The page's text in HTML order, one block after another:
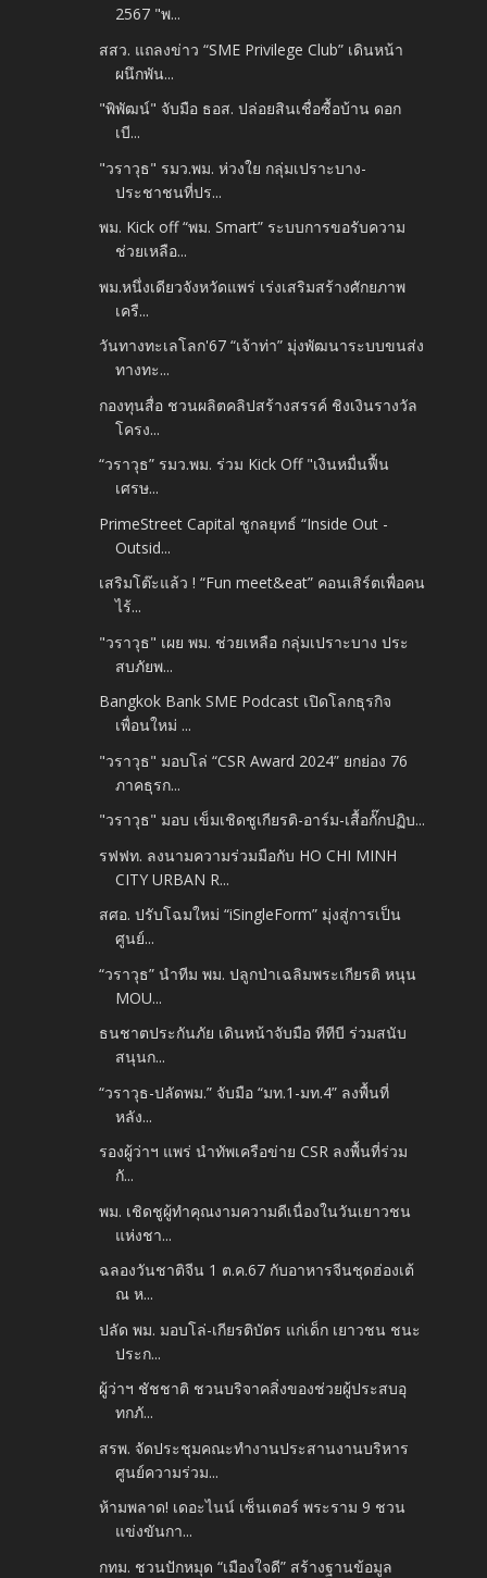
2567 "พ...
สสว. แถลงข่าว “SME Privilege Club” เดินหน้า
ผนึกพัน...
"พิพัฒน์" จับมือ ธอส. ปล่อยสินเชื่อซื้อบ้าน ดอก
เบี...
"วราวุธ" รมว.พม. ห่วงใย กลุ่มเปราะบาง-
ประชาชนที่ปร...
พม. Kick off “พม. Smart” ระบบการขอรับความ
ช่วยเหลือ...
พม.หนึ่งเดียวจังหวัดแพร่ เร่งเสริมสร้างศักยภาพ
เครื...
วันทางทะเลโลก'67 “เจ้าท่า” มุ่งพัฒนาระบบขนส่ง
ทางทะ...
กองทุนสื่อ ชวนผลิตคลิปสร้างสรรค์ ชิงเงินรางวัล
โครง...
“วราวุธ” รมว.พม. ร่วม Kick Off "เงินหมื่นฟื้น
เศรษ...
PrimeStreet Capital ชูกลยุทธ์ “Inside Out -
Outsid...
เสริมโต๊ะแล้ว ! “Fun meet&eat” คอนเสิร์ตเพื่อคน
ไร้...
"วราวุธ" เผย พม. ช่วยเหลือ กลุ่มเปราะบาง ประ
สบภัยพ...
Bangkok Bank SME Podcast เปิดโลกธุรกิจ
เพื่อนใหม่ ...
"วราวุธ" มอบโล่ “CSR Award 2024” ยกย่อง 76
ภาคธุรก...
"วราวุธ" มอบ เข็มเชิดชูเกียรติ-อาร์ม-เสื้อกั๊กปฏิบ...
รฟฟท. ลงนามความร่วมมือกับ HO CHI MINH
CITY URBAN R...
สศอ. ปรับโฉมใหม่ “iSingleForm” มุ่งสู่การเป็น
ศูนย์...
“วราวุธ” นำทีม พม. ปลูกป่าเฉลิมพระเกียรติ หนุน
MOU...
ธนชาตประกันภัย เดินหน้าจับมือ ทีทีบี ร่วมสนับ
สนุนก...
“วราวุธ-ปลัดพม.” จับมือ “มท.1-มท.4” ลงพื้นที่
หลัง...
รองผู้ว่าฯ แพร่ นำทัพเครือข่าย CSR ลงพื้นที่ร่วม
กั...
พม. เชิดชูผู้ทำคุณงามความดีเนื่องในวันเยาวชน
แห่งชา...
ฉลองวันชาติจีน 1 ต.ค.67 กับอาหารจีนชุดฮ่องเต้
ณ ห...
ปลัด พม. มอบโล่-เกียรติบัตร แก่เด็ก เยาวชน ชนะ
ประก...
ผู้ว่าฯ ชัชชาติ ชวนบริจาคสิ่งของช่วยผู้ประสบอุ
ทกภั...
สรพ. จัดประชุมคณะทำงานประสานงานบริหาร
ศูนย์ความร่วม...
ห้ามพลาด! เดอะไนน์ เซ็นเตอร์ พระราม 9 ชวน
แข่งขันกา...
กทม. ชวนปักหมุด “เมืองใจดี” สร้างฐานข้อมูล